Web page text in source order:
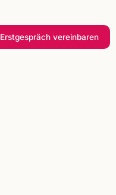
Erstgespräch vereinbaren